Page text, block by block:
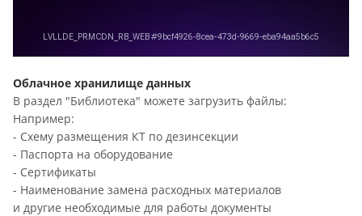
Облачное хранилище данных
В раздел "Библиотека" можете загрузить файлы:
Например:
- Схему размещения КТ по дезинсекции
- Паспорта на оборудование
- Сертификаты
- Наименование замена расходных материалов
и другие необходимые для работы документы